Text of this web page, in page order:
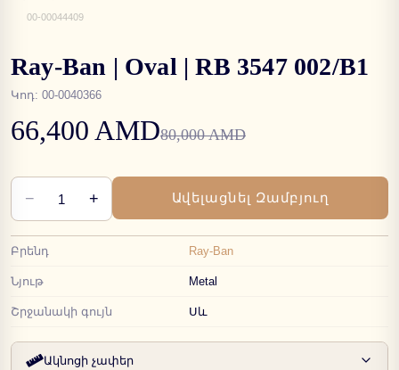
00-00044409
Ray-Ban | Oval | RB 3547 002/B1
Կոդ: 00-0040366
66,400 AMD80,000 AMD
− 1 + Ավելացնել Զամբյուղ
Բրենդ Ray-Ban
Նյութ Metal
Շրջանակի գույն Սև
Ակնոցի չափեր